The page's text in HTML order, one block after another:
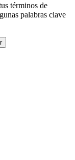
términos de
palabras clave
proyectos